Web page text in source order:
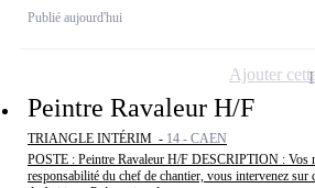
Publié aujourd'hui
Peintre Ravaleur H/F
TRIANGLE INTÉRIM - 14 - CAEN
POSTE : Peintre Ravaleur H/F DESCRIPTION : Vos
responsabilité du chef de chantier, vous intervenez sur
Ajouter